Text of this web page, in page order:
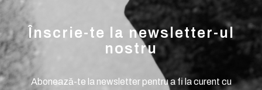
Înscrie-te la newsletter-ul
nostru
Abonează-te la newsletter pentru a fi la curent cu